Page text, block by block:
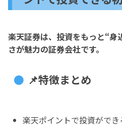
楽天証券は、投資をもっと“身
さが魅力の証券会社です。
📌特徴まとめ
楽天ポイントで投資ができ